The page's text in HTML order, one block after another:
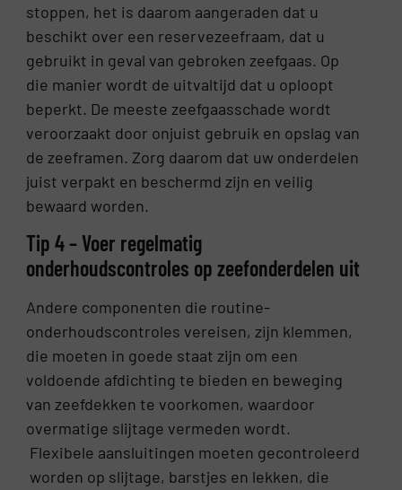
stoppen, het is daarom aangeraden dat u
beschikt over een reservezeefraam, dat u
gebruikt in geval van gebroken zeefgaas. Op
die manier wordt de uitvaltijd dat u oploopt
beperkt. De meeste zeefgaasschade wordt
veroorzaakt door onjuist gebruik en opslag van
de zeeframen. Zorg daarom dat uw onderdelen
juist verpakt en beschermd zijn en veilig
bewaard worden.
Tip 4 – Voer regelmatig
onderhoudscontroles op zeefonderdelen uit
Andere componenten die routine-
onderhoudscontroles vereisen, zijn klemmen,
die moeten in goede staat zijn om een
voldoende afdichting te bieden en beweging
van zeefdekken te voorkomen, waardoor
overmatige slijtage vermeden wordt.
Flexibele aansluitingen moeten gecontroleerd
worden op slijtage, barstjes en lekken, die